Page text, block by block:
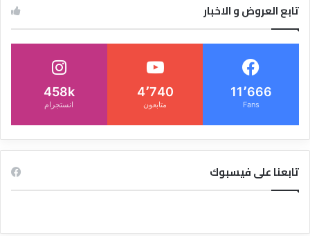
تابع العروض و الاخبار
11٬666
Fans
4٬740
متابعون
458k
انستجرام
تابعنا على فيسبوك